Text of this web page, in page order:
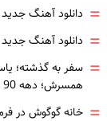
= دانلود آهنگ
= دانلود آهنگ
= سفر به گذشته؛
همسرش؛ دهه 90
= خانه گوگوش در